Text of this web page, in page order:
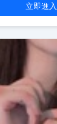
立即進入